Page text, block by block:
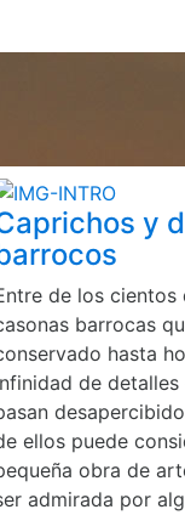
y
de los
barrocas
hasta
de detalles
ellos puede
obra de
admirada por